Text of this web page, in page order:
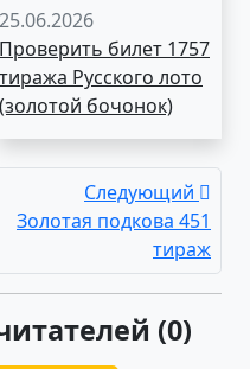
25.06.2026
Проверить билет 1757
тиража Русского лото
(золотой бочонок)
Следующий
Золотая подкова 451
тираж
(0)